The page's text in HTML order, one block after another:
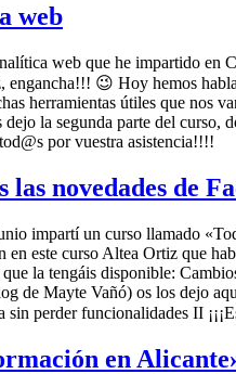
web
web que he impartido
😉 Hoy hemos
herramientas útiles que
la segunda parte del curso,
por vuestra asistencia!!!!
las novedades de
impartí un curso llamado
este curso Altea Ortiz que
la tengáis disponible:
de Mayte Vañó) os los dejo
sin perder funcionalidades II
en